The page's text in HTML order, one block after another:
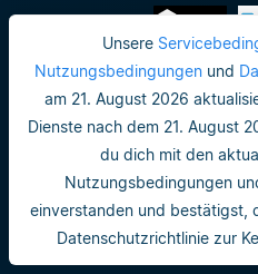
Unsere
Nutzungsbedingungen und
am 21. August 2026
Dienste nach dem 21. August
du dich mit den
Nutzungsbedingungen
einverstanden und bestätigst,
Datenschutzrichtlinie zur
Do not sell or